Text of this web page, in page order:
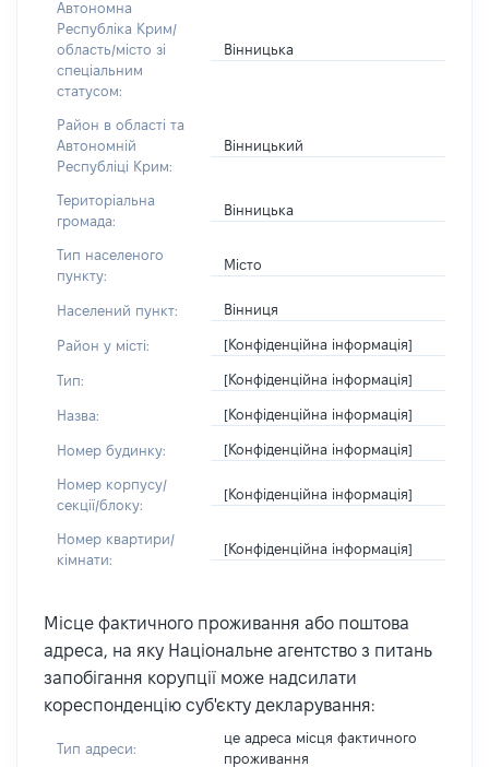
Автономна
Республіка Крим/
область/місто зі
спеціальним
статусом:
Вінницька
Район в області та
Автономній
Республіці Крим:
Вінницький
Територіальна
громада:
Вінницька
Тип населеного
пункту:
Місто
Населений пункт: Вінниця
Район у місті: [Конфіденційна інформація]
Тип: [Конфіденційна інформація]
Назва: [Конфіденційна інформація]
Номер будинку: [Конфіденційна інформація]
Номер корпусу/
секції/блоку:
[Конфіденційна інформація]
Номер квартири/
кімнати:
[Конфіденційна інформація]
Місце фактичного проживання або поштова
адреса, на яку Національне агентство з питань
запобігання корупції може надсилати
кореспонденцію суб'єкту декларування:
Тип адреси:
це адреса місця фактичного
проживання